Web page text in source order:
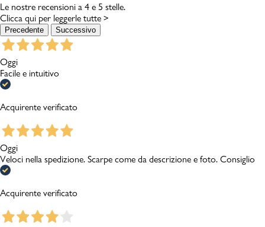
Le nostre recensioni a 4 e 5 stelle.
Clicca qui per leggerle tutte >
Precedente Successivo
Oggi
Facile e intuitivo
Acquirente verificato
Oggi
Veloci nella spedizione. Scarpe come da descrizione e foto. Consiglio
Acquirente verificato